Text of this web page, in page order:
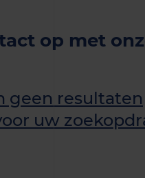
op met
geen resultaten
uw